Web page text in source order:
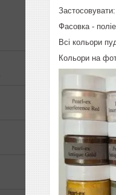
Фасовка -
Всі кольори
Кольори на